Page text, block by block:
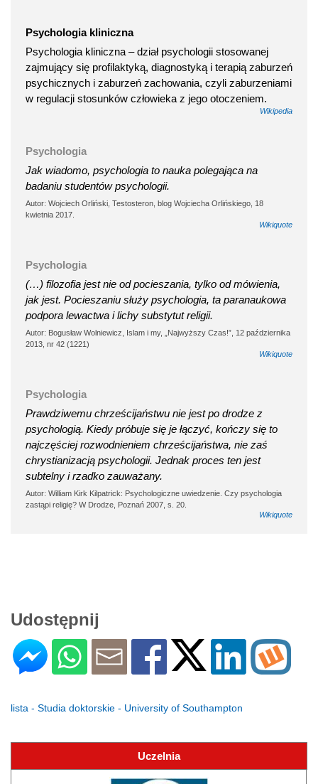
Psychologia kliniczna
Psychologia kliniczna – dział psychologii stosowanej
zajmujący się profilaktyką, diagnostyką i terapią zaburzeń
psychicznych i zaburzeń zachowania, czyli zaburzeniami
w regulacji stosunków człowieka z jego otoczeniem.
Wikipedia
Psychologia
Jak wiadomo, psychologia to nauka polegająca na
badaniu studentów psychologii.
Autor: Wojciech Orliński, Testosteron, blog Wojciecha Orlińskiego, 18
kwietnia 2017.
Wikiquote
Psychologia
(…) filozofia jest nie od pocieszania, tylko od mówienia,
jak jest. Pocieszaniu służy psychologia, ta paranaukowa
podpora lewactwa i lichy substytut religii.
Autor: Bogusław Wolniewicz, Islam i my, „Najwyższy Czas!”, 12 października
2013, nr 42 (1221)
Wikiquote
Psychologia
Prawdziwemu chrześcijaństwu nie jest po drodze z
psychologią. Kiedy próbuje się je łączyć, kończy się to
najczęściej rozwodnieniem chrześcijaństwa, nie zaś
chrystianizacją psychologii. Jednak proces ten jest
subtelny i rzadko zauważany.
Autor: William Kirk Kilpatrick: Psychologiczne uwiedzenie. Czy psychologia
zastąpi religię? W Drodze, Poznań 2007, s. 20.
Wikiquote
Udostępnij
lista - Studia doktorskie - University of Southampton
Uczelnia